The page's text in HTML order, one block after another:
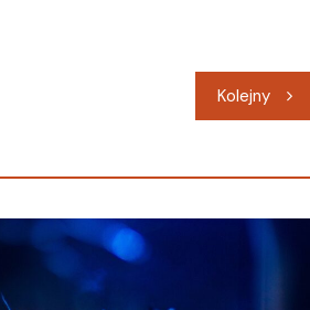
Kolejny